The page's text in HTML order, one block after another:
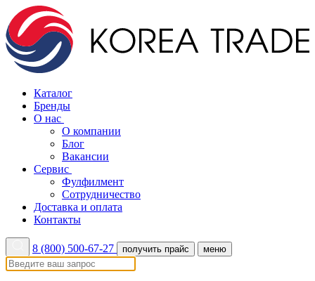
Каталог
Бренды
О нас
О компании
Блог
Вакансии
Сервис
Фулфилмент
Сотрудничество
Доставка и оплата
Контакты
8 (800) 500-67-27 получить прайс меню